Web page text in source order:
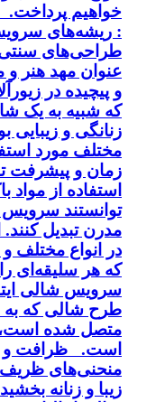
خواهیم پرداخت.
: ریشه‌های سرویس
طراحی‌های سنتی
عنوان مهد هنر
و پیچیده در
که شبیه به یک
زنانگی و زیبایی
مختلف مورد
زمان و پیشرفت
استفاده از مواد
توانستند
مدرن تبدیل
در انواع مختلف
که هر سلیقه‌ای
سرویس شالی
طرح شالی که به
متصل شده است،
است. ظرافت و
منحنی‌های
زیبا و زنانه